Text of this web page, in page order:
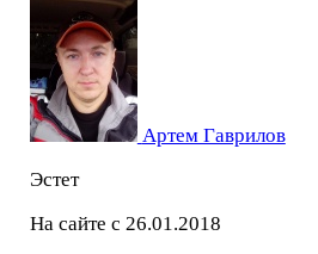
Артем Гаврилов
Эстет
На сайте с 26.01.2018